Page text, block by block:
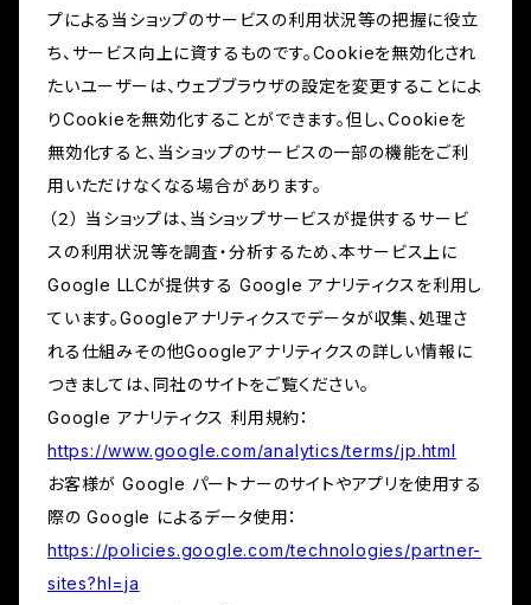
プによる当ショップのサービスの利用状況等の把握に役立
ち、サービス向上に資するものです。Cookieを無効化され
たいユーザーは、ウェブブラウザの設定を変更することによ
りCookieを無効化することができます。但し、Cookieを
無効化すると、当ショップのサービスの一部の機能をご利
用いただけなくなる場合があります。
（２） 当ショップは、当ショップサービスが提供するサービ
スの利用状況等を調査・分析するため、本サービス上に
Google LLCが提供する Google アナリティクスを利用し
ています。Googleアナリティクスでデータが収集、処理さ
れる仕組みその他Googleアナリティクスの詳しい情報に
つきましては、同社のサイトをご覧ください。
Google アナリティクス 利用規約：
https://www.google.com/analytics/terms/jp.html
お客様が Google パートナーのサイトやアプリを使用する
際の Google によるデータ使用：
https://policies.google.com/technologies/partner-
sites?hl=ja